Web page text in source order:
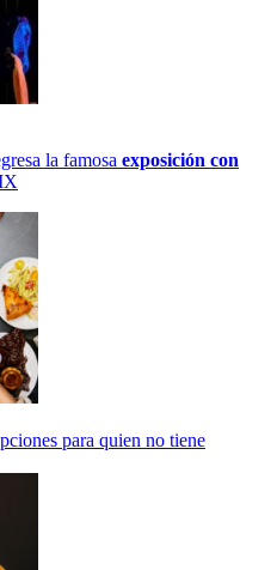
la famosa exposición con
para quien no tiene